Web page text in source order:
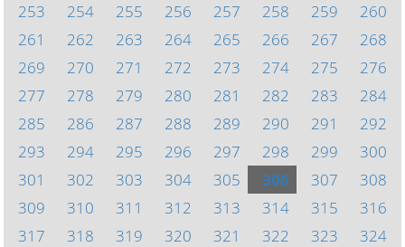
253
254 255 256 257 258 259
260
261
262 263 264 265 266 267
268
269
270 271 272 273 274 275
276
277
278 279 280 281 282 283
284
285
286 287 288 289 290 291
292
293
294 295 296 297 298 299
300
301
302 303 304 305 306 307
308
309
310 311 312 313 314 315
316
317
318 319 320 321 322 323
324